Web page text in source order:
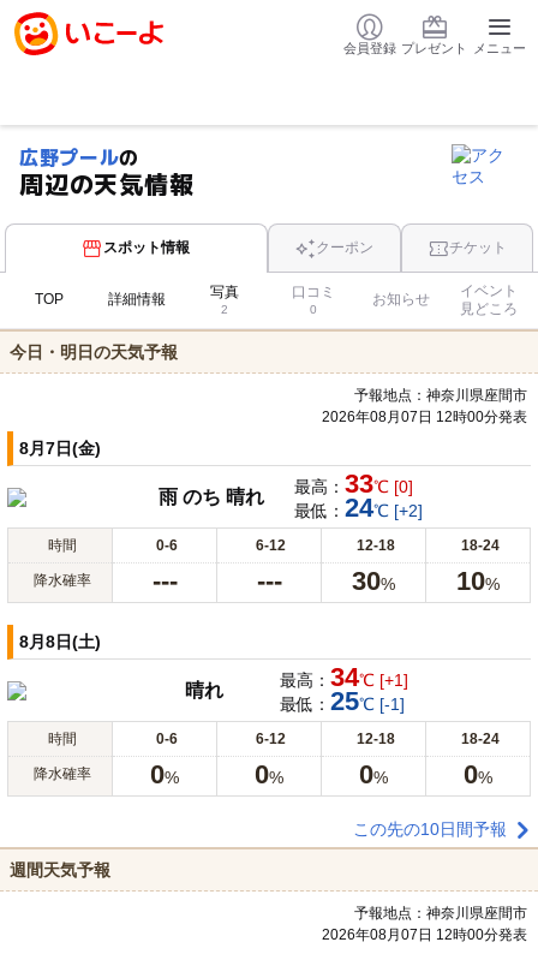
会員登録 プレゼント メニュー
広野プールの
周辺の天気情報
スポット情報 クーポン チケット
TOP 詳細情報 写真
2
口コミ
0
お知らせ
イベント
見どころ
今日・明日の天気予報
予報地点：神奈川県座間市
2026年08月07日 12時00分発表
8月7日(金)
雨 のち 晴れ 最高： 33℃ [0]
最低： 24℃ [+2]
時間 0-6 6-12 12-18 18-24
降水確率 --- --- 30% 10%
8月8日(土)
晴れ 最高： 34℃ [+1]
最低： 25℃ [-1]
時間 0-6 6-12 12-18 18-24
降水確率 0% 0% 0% 0%
この先の10日間予報
週間天気予報
予報地点：神奈川県座間市
2026年08月07日 12時00分発表